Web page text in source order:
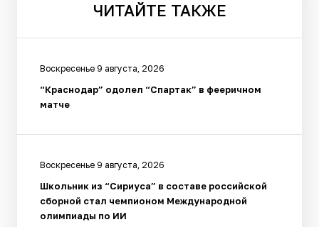
ЧИТАЙТЕ ТАКЖЕ
Воскресенье 9 августа, 2026
“Краснодар” одолел “Спартак” в фееричном
матче
Воскресенье 9 августа, 2026
Школьник из “Сириуса” в составе российской
сборной стал чемпионом Международной
олимпиады по ИИ